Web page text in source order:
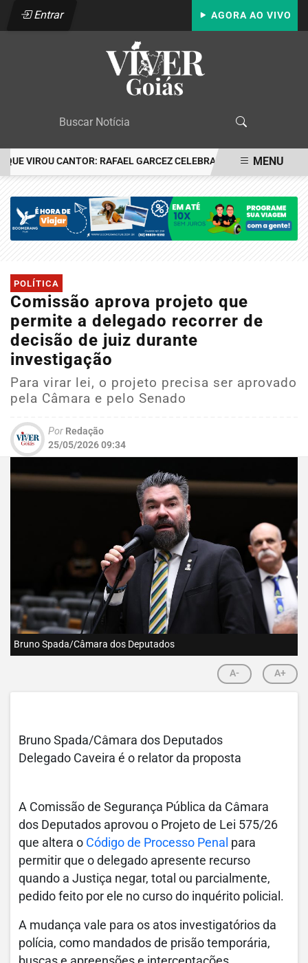
Entrar AGORA AO VIVO
VIROU CANTOR: RAFAEL GARCEZ CELEBRA 24 ANOS COM FESTA
MENU
POLÍTICA
Comissão aprova projeto que
permite a delegado recorrer de
decisão de juiz durante
investigação
Para virar lei, o projeto precisa ser aprovado
pela Câmara e pelo Senado
Por Redação
25/05/2026 09:34
Bruno Spada/Câmara dos Deputados
A- A+
Bruno Spada/Câmara dos Deputados
Delegado Caveira é o relator da proposta
A Comissão de Segurança Pública da Câmara
dos Deputados aprovou o Projeto de Lei 575/26
que altera o Código de Processo Penal para
permitir que o delegado apresente recurso
quando a Justiça negar, total ou parcialmente,
pedido feito por ele no curso do inquérito policial.
A mudança vale para os atos investigatórios da
polícia, como mandados de prisão temporária,